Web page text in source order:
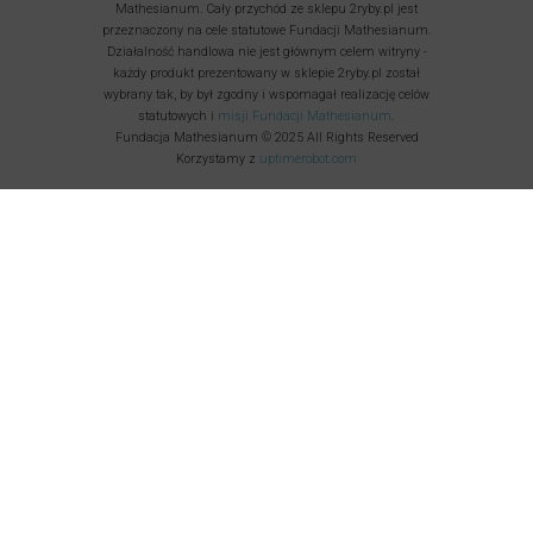
Mathesianum. Cały przychód ze sklepu 2ryby.pl jest
przeznaczony na cele statutowe Fundacji Mathesianum.
Działalność handlowa nie jest głównym celem witryny -
każdy produkt prezentowany w sklepie 2ryby.pl został
wybrany tak, by był zgodny i wspomagał realizację celów
statutowych i misji Fundacji Mathesianum.
Fundacja Mathesianum © 2025 All Rights Reserved
Korzystamy z uptimerobot.com